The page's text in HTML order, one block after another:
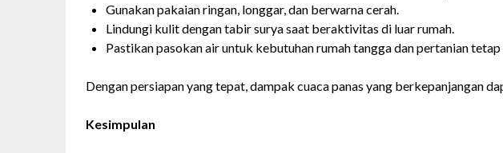
Gunakan pakaian ringan, longgar, dan berwarna cerah.
Lindungi kulit dengan tabir surya saat beraktivitas di luar rumah.
Pastikan pasokan air untuk kebutuhan rumah tangga dan pertanian tetap
Dengan persiapan yang tepat, dampak cuaca panas yang berkepanjangan
Kesimpulan